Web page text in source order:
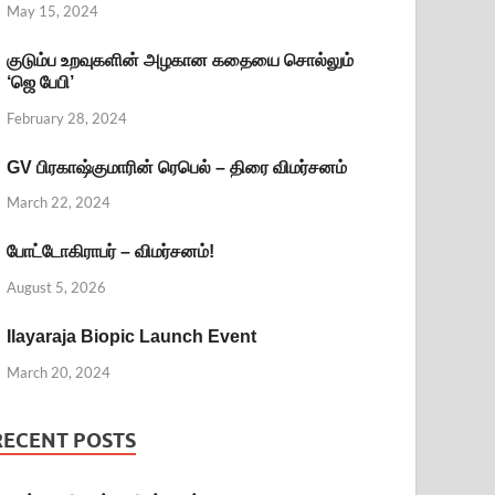
May 15, 2024
குடும்ப உறவுகளின் அழகான கதையை சொல்லும்
‘ஜெ பேபி’
February 28, 2024
GV பிரகாஷ்குமாரின் ரெபெல் – திரை விமர்சனம்
March 22, 2024
போட்டோகிராபர் – விமர்சனம்!
August 5, 2026
Ilayaraja Biopic Launch Event
March 20, 2024
POSTS